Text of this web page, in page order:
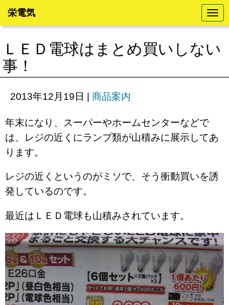
N
a
v
g
a
o
栄電気
ＬＥＤ電球はまとめ買いしない
事！
2013年12月19日 | 商品案内
年末になり、スーパーやホームセンターなどで
は、レジの近くにランプ類が山積みに展示してあ
ります。
レジの近くというのがミソで、そう衝動買いを誘
発しているのです。
最近はＬＥＤ電球も山積みされています。